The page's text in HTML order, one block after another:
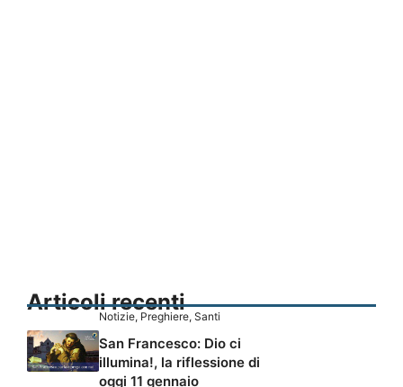
Articoli recenti
Notizie, Preghiere, Santi
San Francesco: Dio ci
illumina!, la riflessione di
oggi 11 gennaio